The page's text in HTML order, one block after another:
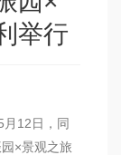
举行
12日，同
×景观之旅